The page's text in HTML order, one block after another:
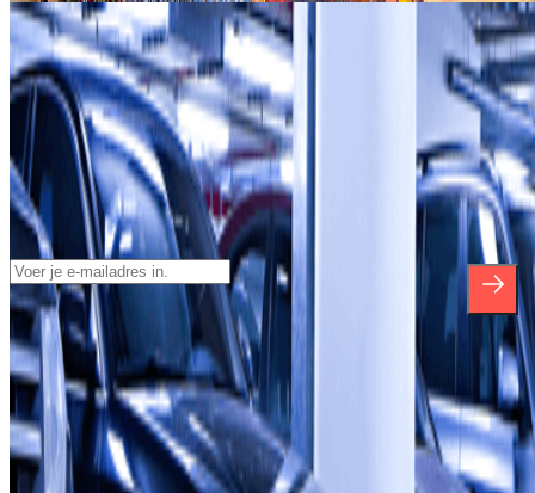
Vind waar je kan parkeren inZürich
Schrijf je in voor onze nieuwsbrief en
blijf op de hoogte van kortingen,
verlotingen en vele andere verrassingen.
*Door u in te schrijven aanvaardt u ons Privacybeleid voor het
ontvangen van commerciële communicatie van Parclick. Zonder
enige verplichting kunt u zich uitschrijven wanneer u maar wilt in
dezelfde nieuwsbrief.
Over Parclick